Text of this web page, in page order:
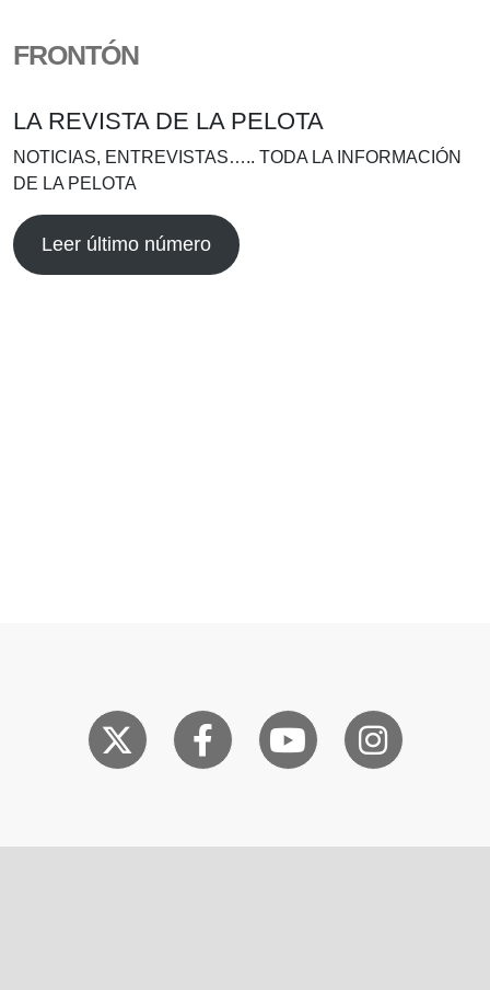
FRONTÓN
LA REVISTA DE LA PELOTA
NOTICIAS, ENTREVISTAS….. TODA LA INFORMACIÓN
DE LA PELOTA
Leer último número